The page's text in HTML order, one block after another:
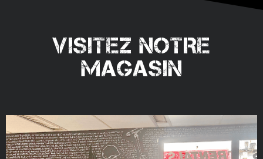
VISITEZ NOTRE
MAGASIN